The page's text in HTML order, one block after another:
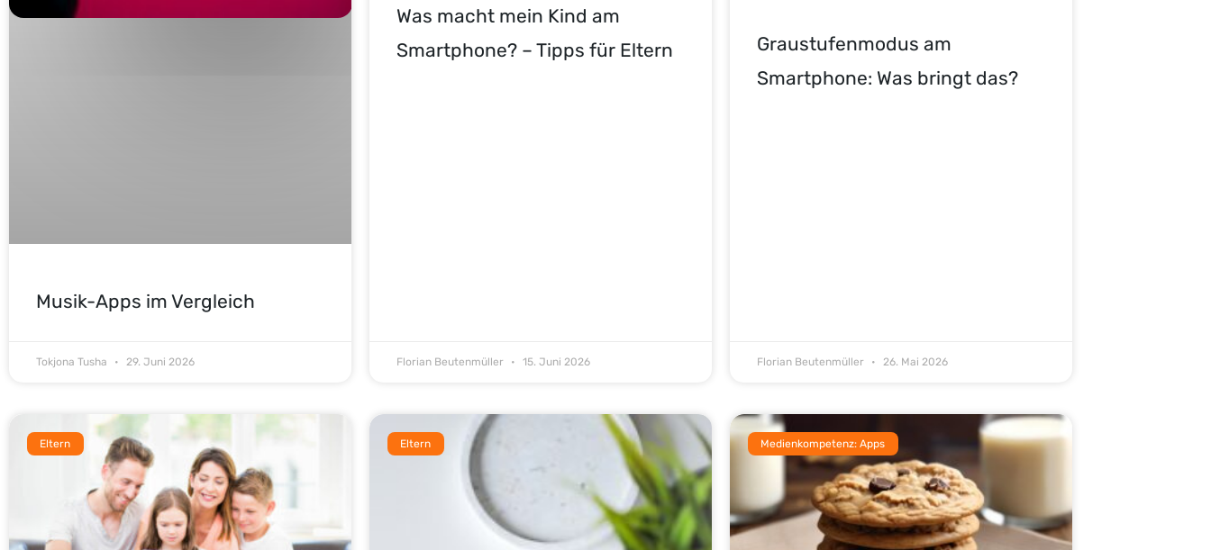
Musik-Apps im Vergleich
Tokjona Tusha 29. Juni 2026
Was macht mein Kind am
Smartphone? – Tipps für Eltern
Florian Beutenmüller 15. Juni 2026
Graustufenmodus am
Smartphone: Was bringt das?
Florian Beutenmüller 26. Mai 2026
Eltern Eltern Medienkompetenz: Apps